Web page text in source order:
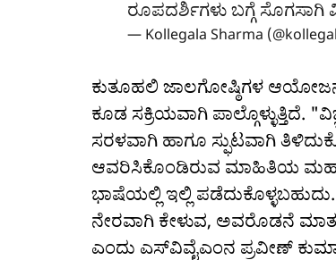
ರೂಪದರ್ಶಿಗಳು ಬಗ್ಗೆ ಸೊಗಸಾಗಿ
— Kollegala Sharma
ಕುತೂಹಲಿ ಜಾಲಗೋಷ್ಠಿಗಳ
ಕೂಡ ಸಕ್ರಿಯವಾಗಿ ಪಾಲ್ಗೊಳ್ಳುತ್ತಿದೆ.
ಸರಳವಾಗಿ ಹಾಗೂ ಸ್ಫುಟವಾಗಿ
ಆವರಿಸಿಕೊಂಡಿರುವ ಮಾಹಿತಿಯ
ಭಾಷೆಯಲ್ಲಿ ಇಲ್ಲಿ
ನೇರವಾಗಿ ಕೇಳುವ, ಅವರೊಡನೆ
ಎಂದು ಎಸ್‌ವಿವೈಎಂ‌ನ ಪ್ರವೀಣ್